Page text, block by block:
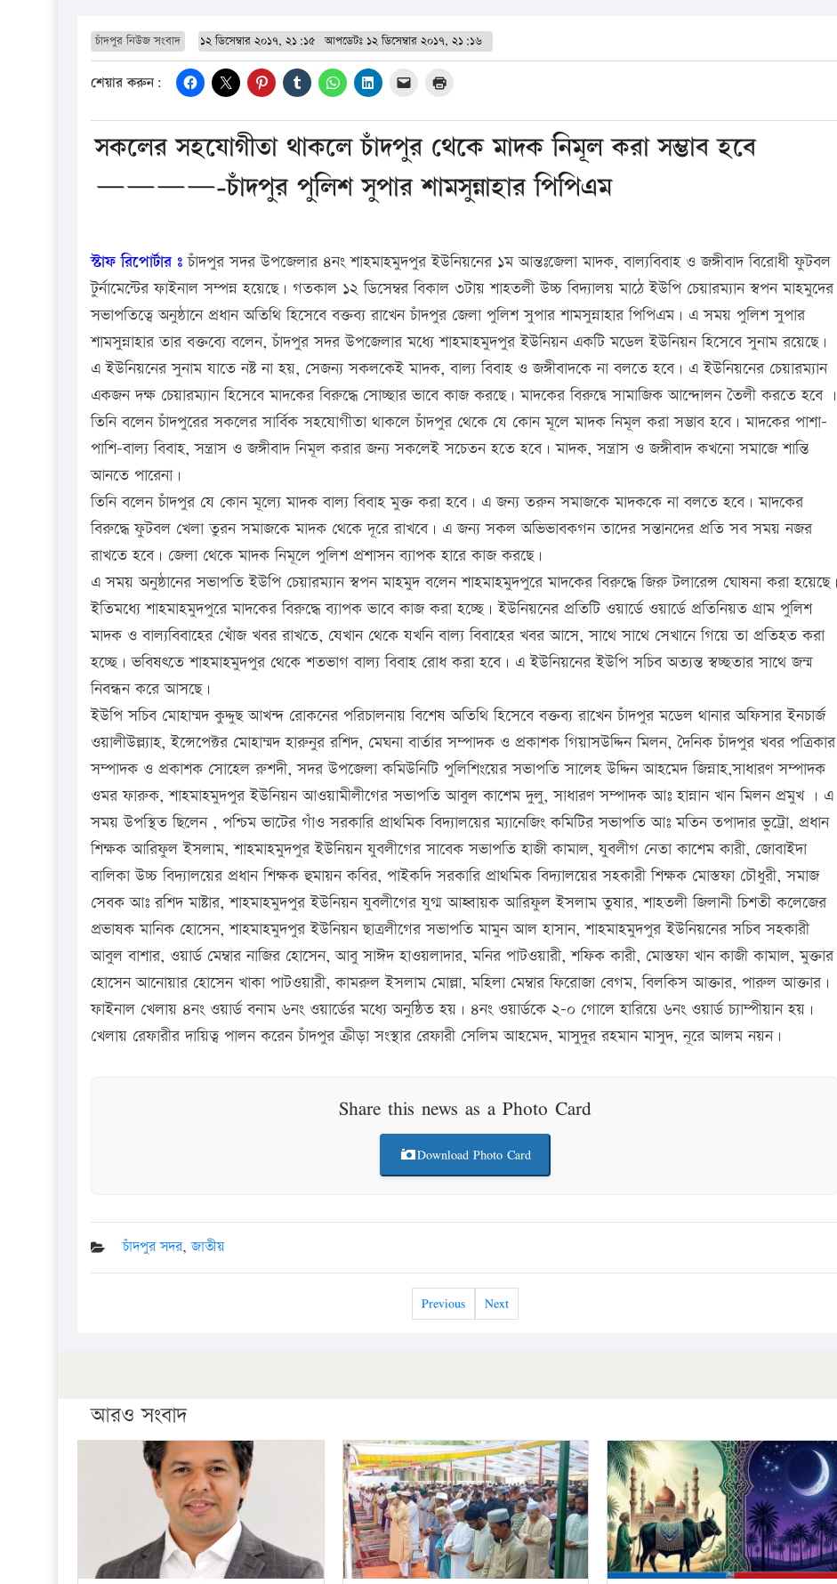
চাঁদপুর নিউজ সংবাদ ১২ ডিসেম্বার ২০১৭, ২১:১৫ আপডেটঃ ১২ ডিসেম্বার ২০১৭, ২১:১৬
শেয়ার করুন:
সকলের সহযোগীতা থাকলে চাঁদপুর থেকে মাদক নিমূল করা সম্ভাব হবে
————-চাঁদপুর পুলিশ সুপার শামসুন্নাহার পিপিএম
স্টাফ রিপোর্টার ঃ চাঁদপুর সদর উপজেলার ৪নং শাহমাহমুদপুর ইউনিয়নের ১ম আন্তঃজেলা মাদক, বাল্যবিবাহ ও জঙ্গীবাদ বিরোধী ফুটবল
টুর্নামেন্টের ফাইনাল সম্পন্ন হয়েছে। গতকাল ১২ ডিসেম্বর বিকাল ৩টায় শাহতলী উচ্চ বিদ্যালয় মাঠে ইউপি চেয়ারম্যান স্বপন মাহমুদের
সভাপতিত্বে অনুষ্ঠানে প্রধান অতিথি হিসেবে বক্তব্য রাখেন চাঁদপুর জেলা পুলিশ সুপার শামসুন্নাহার পিপিএম। এ সময় পুলিশ সুপার
শামসুন্নাহার তার বক্তব্যে বলেন, চাঁদপুর সদর উপজেলার মধ্যে শাহমাহমুদপুর ইউনিয়ন একটি মডেল ইউনিয়ন হিসেবে সুনাম রয়েছে।
এ ইউনিয়নের সুনাম যাতে নষ্ট না হয়, সেজন্য সকলকেই মাদক, বাল্য বিবাহ ও জঙ্গীবাদকে না বলতে হবে। এ ইউনিয়নের চেয়ারম্যান
একজন দক্ষ চেয়ারম্যান হিসেবে মাদকের বিরুদ্ধে সোচ্ছার ভাবে কাজ করছে। মাদকের বিরুদ্বে সামাজিক আন্দোলন তৈলী করতে হবে ।
তিনি বলেন চাঁদপুরের সকলের সার্বিক সহযোগীতা থাকলে চাঁদপুর থেকে যে কোন মূলে মাদক নিমূল করা সম্ভাব হবে। মাদকের পাশা-
পাশি-বাল্য বিবাহ, সন্ত্রাস ও জঙ্গীবাদ নিমূল করার জন্য সকলেই সচেতন হতে হবে। মাদক, সন্ত্রাস ও জঙ্গীবাদ কখনো সমাজে শান্তি
আনতে পারেনা।
তিনি বলেন চাঁদপুর যে কোন মূল্যে মাদক বাল্য বিবাহ মুক্ত করা হবে। এ জন্য তরুন সমাজকে মাদককে না বলতে হবে। মাদকের
বিরুদ্ধে ফুটবল খেলা তুরন সমাজকে মাদক থেকে দূরে রাখবে। এ জন্য সকল অভিভাবকগন তাদের সন্তানদের প্রতি সব সময় নজর
রাখতে হবে। জেলা থেকে মাদক নিমূলে পুলিশ প্রশাসন ব্যাপক হারে কাজ করছে।
এ সময় অনুষ্ঠানের সভাপতি ইউপি চেয়ারম্যান স্বপন মাহমুদ বলেন শাহমাহমুদপুরে মাদকের বিরুদ্ধে জিরু টলারেন্স ঘোষনা করা হয়েছে।
ইতিমধ্যে শাহমাহমুদপুরে মাদকের বিরুদ্ধে ব্যাপক ভাবে কাজ করা হচ্ছে। ইউনিয়নের প্রতিটি ওয়ার্ডে ওয়ার্ডে প্রতিনিয়ত গ্রাম পুলিশ
মাদক ও বাল্যবিবাহের খোঁজ খবর রাখতে, যেখান থেকে যখনি বাল্য বিবাহের খবর আসে, সাথে সাথে সেখানে গিয়ে তা প্রতিহত করা
হচ্ছে। ভবিষৎতে শাহমাহমুদপুর থেকে শতভাগ বাল্য বিবাহ রোধ করা হবে। এ ইউনিয়নের ইউপি সচিব অত্যন্ত স্বচ্ছতার সাথে জন্ম
নিবন্ধন করে আসছে।
ইউপি সচিব মোহাম্মদ কুদ্দুছ আখন্দ রোকনের পরিচালনায় বিশেষ অতিথি হিসেবে বক্তব্য রাখেন চাঁদপুর মডেল থানার অফিসার ইনচার্জ
ওয়ালীউল্ল্যাহ, ইন্সেপেক্টর মোহাম্মদ হারুনুর রশিদ, মেঘনা বার্তার সম্পাদক ও প্রকাশক গিয়াসউদ্দিন মিলন, দৈনিক চাঁদপুর খবর পত্রিকার
সম্পাদক ও প্রকাশক সোহেল রুশদী, সদর উপজেলা কমিউনিটি পুলিশিংয়ের সভাপতি সালেহ উদ্দিন আহমেদ জিন্নাহ,সাধারণ সম্পাদক
ওমর ফারুক, শাহমাহমুদপুর ইউনিয়ন আওয়ামীলীগের সভাপতি আবুল কাশেম দুলু, সাধারণ সম্পাদক আঃ হান্নান খান মিলন প্রমুখ । এ
সময় উপস্থিত ছিলেন , পশ্চিম ভাটের গাঁও সরকারি প্রাথমিক বিদ্যালয়ের ম্যানেজিং কমিটির সভাপতি আঃ মতিন তপাদার ভুট্রো, প্রধান
শিক্ষক আরিফুল ইসলাম, শাহমাহমুদপুর ইউনিয়ন যুবলীগের সাবেক সভাপতি হাজী কামাল, যুবলীগ নেতা কাশেম কারী, জোবাইদা
বালিকা উচ্চ বিদ্যালয়ের প্রধান শিক্ষক হুমায়ন কবির, পাইকদি সরকারি প্রাথমিক বিদ্যালয়ের সহকারী শিক্ষক মোস্তফা চৌধুরী, সমাজ
সেবক আঃ রশিদ মাষ্টার, শাহমাহমুদপুর ইউনিয়ন যুবলীগের যুগ্ম আহ্বায়ক আরিফুল ইসলাম তুষার, শাহতলী জিলানী চিশতী কলেজের
প্রভাষক মানিক হোসেন, শাহমাহমুদপুর ইউনিয়ন ছাত্রলীগের সভাপতি মামুন আল হাসান, শাহমাহমুদপুর ইউনিয়নের সচিব সহকারী
আবুল বাশার, ওয়ার্ড মেম্বার নাজির হোসেন, আবু সাঈদ হাওয়লাদার, মনির পাটওয়ারী, শফিক কারী, মোস্তফা খান কাজী কামাল, মুক্তার
হোসেন আনোয়ার হোসেন খাকা পাটওয়ারী, কামরুল ইসলাম মোল্লা, মহিলা মেম্বার ফিরোজা বেগম, বিলকিস আক্তার, পারুল আক্তার।
ফাইনাল খেলায় ৪নং ওয়ার্ড বনাম ৬নং ওয়ার্ডের মধ্যে অনুষ্ঠিত হয়। ৪নং ওয়ার্ডকে ২-০ গোলে হারিয়ে ৬নং ওয়ার্ড চ্যাম্পীয়ান হয়।
খেলায় রেফারীর দায়িত্ব পালন করেন চাঁদপুর ক্রীড়া সংস্থার রেফারী সেলিম আহমেদ, মাসুদুর রহমান মাসুদ, নূরে আলম নয়ন।
Share this news as a Photo Card
Download Photo Card
চাঁদপুর সদর,জাতীয়
Previous Next
আরও সংবাদ